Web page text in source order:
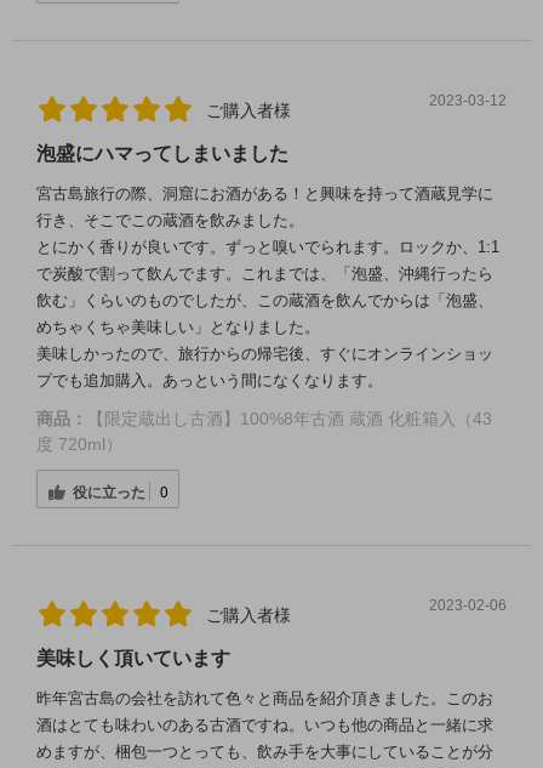
ご購入者様 2023-03-12
泡盛にハマってしまいました
宮古島旅行の際、洞窟にお酒がある！と興味を持って酒蔵見学に
行き、そこでこの蔵酒を飲みました。
とにかく香りが良いです。ずっと嗅いでられます。ロックか、1:1
で炭酸で割って飲んでます。これまでは、「泡盛、沖縄行ったら
飲む」くらいのものでしたが、この蔵酒を飲んでからは「泡盛、
めちゃくちゃ美味しい」となりました。
美味しかったので、旅行からの帰宅後、すぐにオンラインショッ
プでも追加購入。あっという間になくなります。
商品：
【限定蔵出し古酒】100%8年古酒 蔵酒 化粧箱入（43
度 720ml）
役に立った 0
ご購入者様 2023-02-06
美味しく頂いています
昨年宮古島の会社を訪れて色々と商品を紹介頂きました。このお
酒はとても味わいのある古酒ですね。いつも他の商品と一緒に求
めますが、梱包一つとっても、飲み手を大事にしていることが分